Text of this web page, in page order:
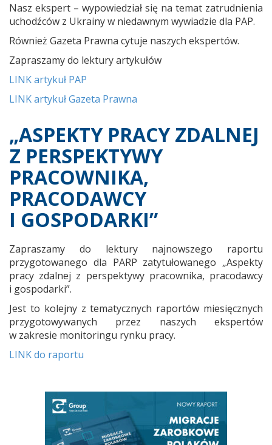
Nasz ekspert – wypowiedział się na temat zatrudnienia
uchodźców z Ukrainy w niedawnym wywiadzie dla PAP.
Również Gazeta Prawna cytuje naszych ekspertów.
Zapraszamy do lektury artykułów
LINK artykuł PAP
LINK artykuł Gazeta Prawna
„ASPEKTY PRACY ZDALNEJ
Z PERSPEKTYWY
PRACOWNIKA,
PRACODAWCY
I GOSPODARKI”
Zapraszamy do lektury najnowszego raportu
przygotowanego dla PARP zatytułowanego „Aspekty
pracy zdalnej z perspektywy pracownika, pracodawcy
i gospodarki”.
Jest to kolejny z tematycznych raportów miesięcznych
przygotowywanych przez naszych ekspertów
w zakresie monitoringu rynku pracy.
LINK do raportu